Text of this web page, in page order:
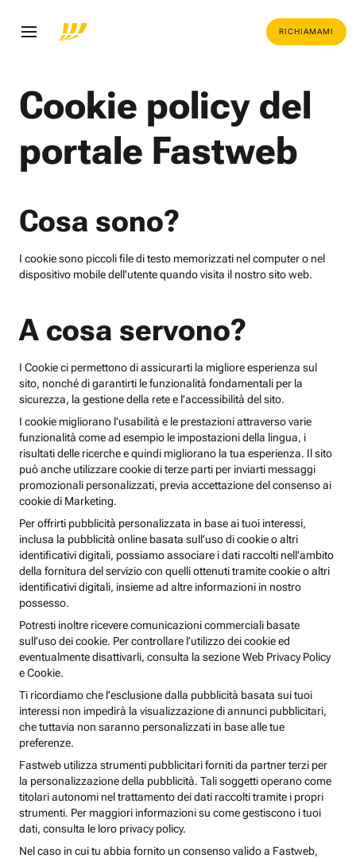
RICHIAMAMI
Cookie policy del
portale Fastweb
Cosa sono?
I cookie sono piccoli file di testo memorizzati nel computer o nel
dispositivo mobile dell'utente quando visita il nostro sito web.
A cosa servono?
I Cookie ci permettono di assicurarti la migliore esperienza sul
sito, nonché di garantirti le funzionalità fondamentali per la
sicurezza, la gestione della rete e l’accessibilità del sito.
I cookie migliorano l’usabilità e le prestazioni attraverso varie
funzionalità come ad esempio le impostazioni della lingua, i
risultati delle ricerche e quindi migliorano la tua esperienza. Il sito
può anche utilizzare cookie di terze parti per inviarti messaggi
promozionali personalizzati, previa accettazione del consenso ai
cookie di Marketing.
Per offrirti pubblicità personalizzata in base ai tuoi interessi,
inclusa la pubblicità online basata sull’uso di cookie o altri
identificativi digitali, possiamo associare i dati raccolti nell’ambito
della fornitura del servizio con quelli ottenuti tramite cookie o altri
identificativi digitali, insieme ad altre informazioni in nostro
possesso.
Potresti inoltre ricevere comunicazioni commerciali basate
sull’uso dei cookie. Per controllare l’utilizzo dei cookie ed
eventualmente disattivarli, consulta la sezione Web Privacy Policy
e Cookie.
Ti ricordiamo che l’esclusione dalla pubblicità basata sui tuoi
interessi non impedirà la visualizzazione di annunci pubblicitari,
che tuttavia non saranno personalizzati in base alle tue
preferenze.
Fastweb utilizza strumenti pubblicitari forniti da partner terzi per
la personalizzazione della pubblicità. Tali soggetti operano come
titolari autonomi nel trattamento dei dati raccolti tramite i propri
strumenti. Per maggiori informazioni su come gestiscono i tuoi
dati, consulta le loro privacy policy.
Nel caso in cui tu abbia fornito un consenso valido a Fastweb,